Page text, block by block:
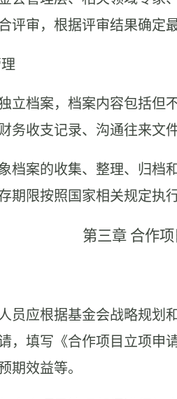
评审，根据评审结果确定
立档案，档案内容包括但
务收支记录、沟通往来文件
档案的收集、整理、归档
期限按照国家相关规定执
第三章 合作
员应根据基金会战略规划
，填写《合作项目立项申
期效益等。